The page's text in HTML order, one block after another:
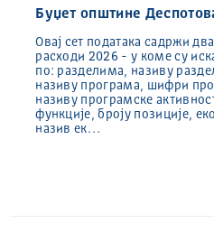
Буџет општине
Oвај сет података садржи
расходи 2026 - у коме су
по: разделима, називу
називу програма, шифри
називу програмске
функције, броју позиције,
назив ек…